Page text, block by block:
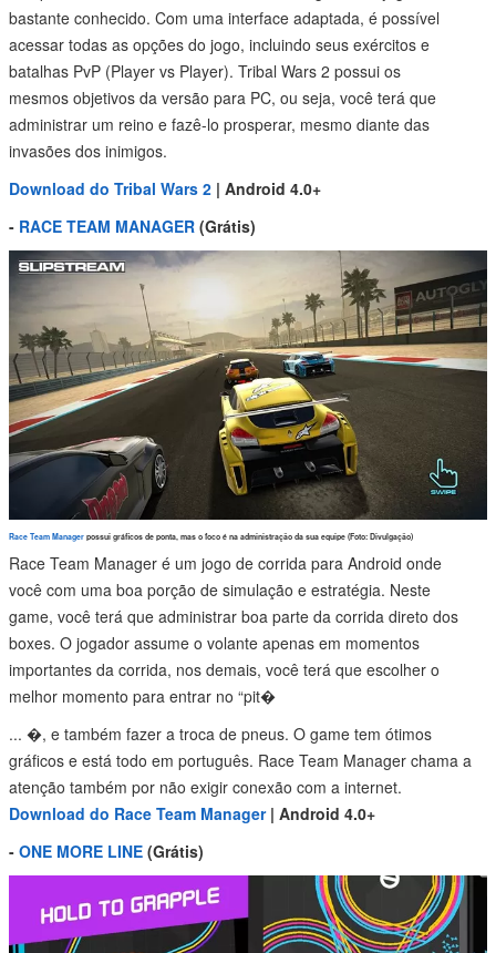
bastante conhecido. Com uma interface adaptada, é possível
acessar todas as opções do jogo, incluindo seus exércitos e
batalhas PvP (Player vs Player). Tribal Wars 2 possui os
mesmos objetivos da versão para PC, ou seja, você terá que
administrar um reino e fazê-lo prosperar, mesmo diante das
invasões dos inimigos.
Download do Tribal Wars 2 | Android 4.0+
- RACE TEAM MANAGER (Grátis)
Race Team Manager possui gráficos de ponta, mas o foco é na administração da sua equipe (Foto: Divulgação)
Race Team Manager é um jogo de corrida para Android onde
você com uma boa porção de simulação e estratégia. Neste
game, você terá que administrar boa parte da corrida direto dos
boxes. O jogador assume o volante apenas em momentos
importantes da corrida, nos demais, você terá que escolher o
melhor momento para entrar no “pit�
... �, e também fazer a troca de pneus. O game tem ótimos
gráficos e está todo em português. Race Team Manager chama a
atenção também por não exigir conexão com a internet.
Download do Race Team Manager| Android 4.0+
- ONE MORE LINE (Grátis)